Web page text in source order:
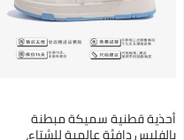
أحذية قطنية سميكة مبطنة
بالفليس دافئة عالمية للشتاء،